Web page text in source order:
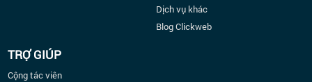
Dịch vụ khác
Blog Clickweb
TRỢ GIÚP
Cộng tác viên